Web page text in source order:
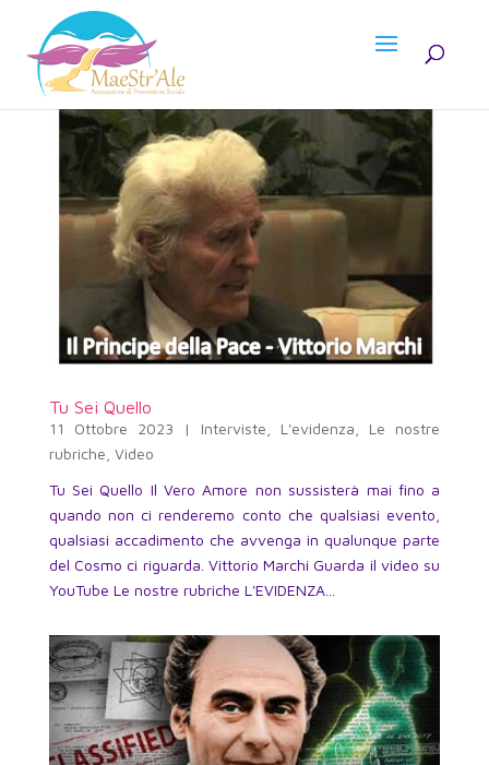
Tu Sei Quello
11 Ottobre 2023 | Interviste L'evidenza
Le nostre
rubriche Video
Tu Sei Quello Il Vero Amore non sussisterà mai fino a
quando non ci renderemo conto che qualsiasi evento,
qualsiasi accadimento che avvenga in qualunque parte
del Cosmo ci riguarda. Vittorio Marchi Guarda il video su
YouTube Le nostre rubriche L'EVIDENZA...